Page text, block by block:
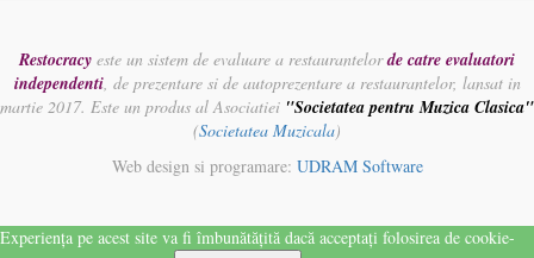
Restocracy este un sistem de evaluare a restaurantelorde catre evaluatori
independenti, de prezentare si de autoprezentare a restaurantelor, lansat in
martie 2017. Este un produs al Asociatiei "Societatea pentru Muzica Clasica"
(Societatea Muzicala)
Web design si programare: UDRAM Software
Experiența pe acest site va fi îmbunătățită dacă acceptați folosirea de cookie-